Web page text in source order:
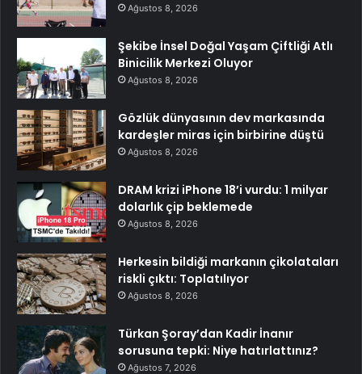
Ağustos 8, 2026
Şekibe İnsel Doğal Yaşam Çiftliği Atlı
Binicilik Merkezi Oluyor
Ağustos 8, 2026
Gözlük dünyasının dev markasında
kardeşler miras için birbirine düştü
Ağustos 8, 2026
DRAM krizi iPhone 18’i vurdu: 1 milyar
dolarlık çip beklemede
Ağustos 8, 2026
Herkesin bildiği markanın çikolataları
riskli çıktı: Toplatılıyor
Ağustos 8, 2026
Türkan Şoray’dan Kadir İnanır
sorusuna tepki: Niye hatırlattınız?
Ağustos 7, 2026